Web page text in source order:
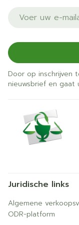
E-mail adres
Door op inschrijven
nieuwsbrief en
Juridische links
Algemene
ODR-platform